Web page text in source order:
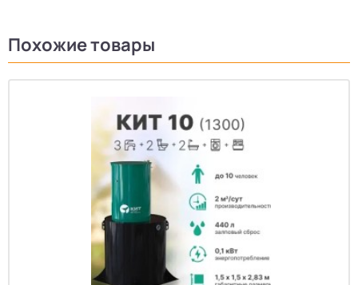
Похожие товары